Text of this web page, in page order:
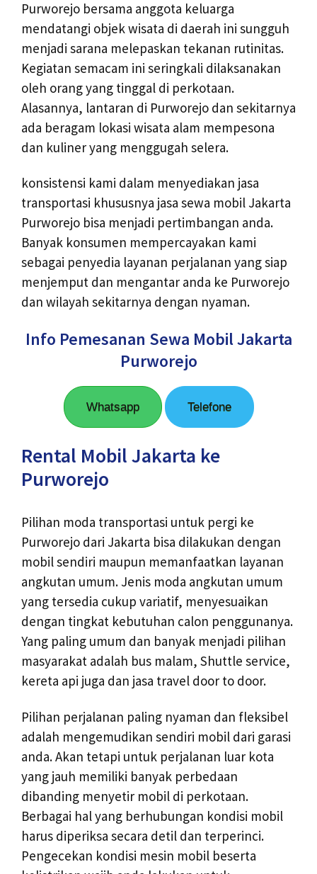
Purworejo bersama anggota keluarga
mendatangi objek wisata di daerah ini sungguh
menjadi sarana melepaskan tekanan rutinitas.
Kegiatan semacam ini seringkali dilaksanakan
oleh orang yang tinggal di perkotaan.
Alasannya, lantaran di Purworejo dan sekitarnya
ada beragam lokasi wisata alam mempesona
dan kuliner yang menggugah selera.
konsistensi kami dalam menyediakan jasa
transportasi khususnya jasa sewa mobil Jakarta
Purworejo bisa menjadi pertimbangan anda.
Banyak konsumen mempercayakan kami
sebagai penyedia layanan perjalanan yang siap
menjemput dan mengantar anda ke Purworejo
dan wilayah sekitarnya dengan nyaman.
Info Pemesanan Sewa Mobil Jakarta
Purworejo
Whatsapp Telefone
Rental Mobil Jakarta ke
Purworejo
Pilihan moda transportasi untuk pergi ke
Purworejo dari Jakarta bisa dilakukan dengan
mobil sendiri maupun memanfaatkan layanan
angkutan umum. Jenis moda angkutan umum
yang tersedia cukup variatif, menyesuaikan
dengan tingkat kebutuhan calon penggunanya.
Yang paling umum dan banyak menjadi pilihan
masyarakat adalah bus malam, Shuttle service,
kereta api juga dan jasa travel door to door.
Pilihan perjalanan paling nyaman dan fleksibel
adalah mengemudikan sendiri mobil dari garasi
anda. Akan tetapi untuk perjalanan luar kota
yang jauh memiliki banyak perbedaan
dibanding menyetir mobil di perkotaan.
Berbagai hal yang berhubungan kondisi mobil
harus diperiksa secara detil dan terperinci.
Pengecekan kondisi mesin mobil beserta